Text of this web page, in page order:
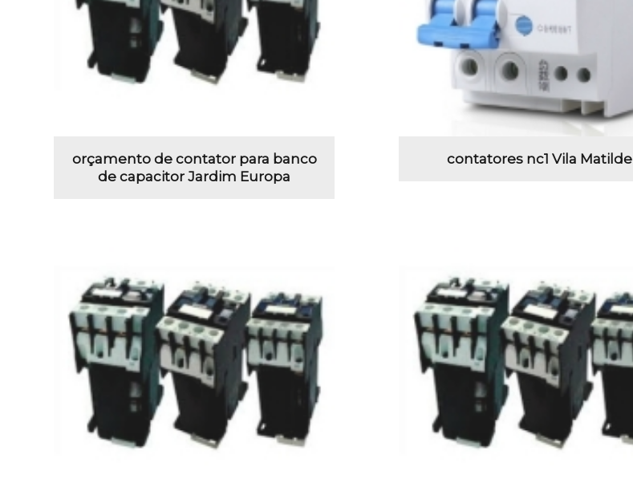
orçamento de contator para banco
de capacitor Jardim Europa
contatores nc1 Vila Matilde